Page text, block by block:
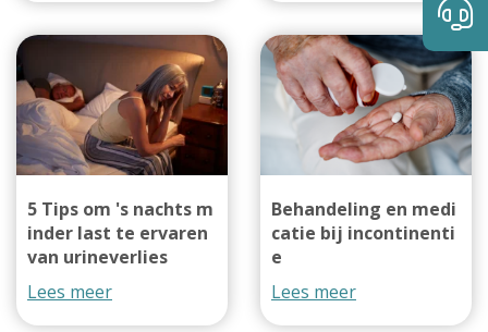
5 Tips om 's nachts m
inder last te ervaren
van urineverlies
Lees meer
Behandeling en medi
catie bij incontinenti
e
Lees meer